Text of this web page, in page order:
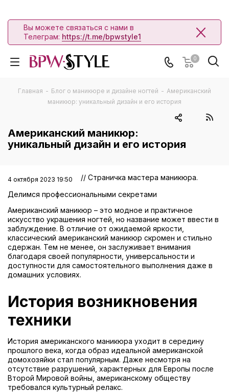
Вы можете связаться с нами в
Телеграм: https://t.me/bpwstyle1
0
Главная - Блог о маникюре и дизайне ногтей - Американский
маникюр: уникальный дизайн и его история
Американский маникюр:
уникальный дизайн и его история
4 октября 2023 19:50
// Страничка мастера маникюра.
Делимся профессиональными секретами
Американский маникюр – это модное и практичное
искусство украшения ногтей, но название может ввести в
заблуждение. В отличие от ожидаемой яркости,
классический американский маникюр скромен и стильно
сдержан. Тем не менее, он заслуживает внимания
благодаря своей популярности, универсальности и
доступности для самостоятельного выполнения даже в
домашних условиях.
История возникновения
техники
История американского маникюра уходит в середину
прошлого века, когда образ идеальной американской
домохозяйки стал популярным. Даже несмотря на
отсутствие разрушений, характерных для Европы после
Второй Мировой войны, американскому обществу
требовался культурный релакс.